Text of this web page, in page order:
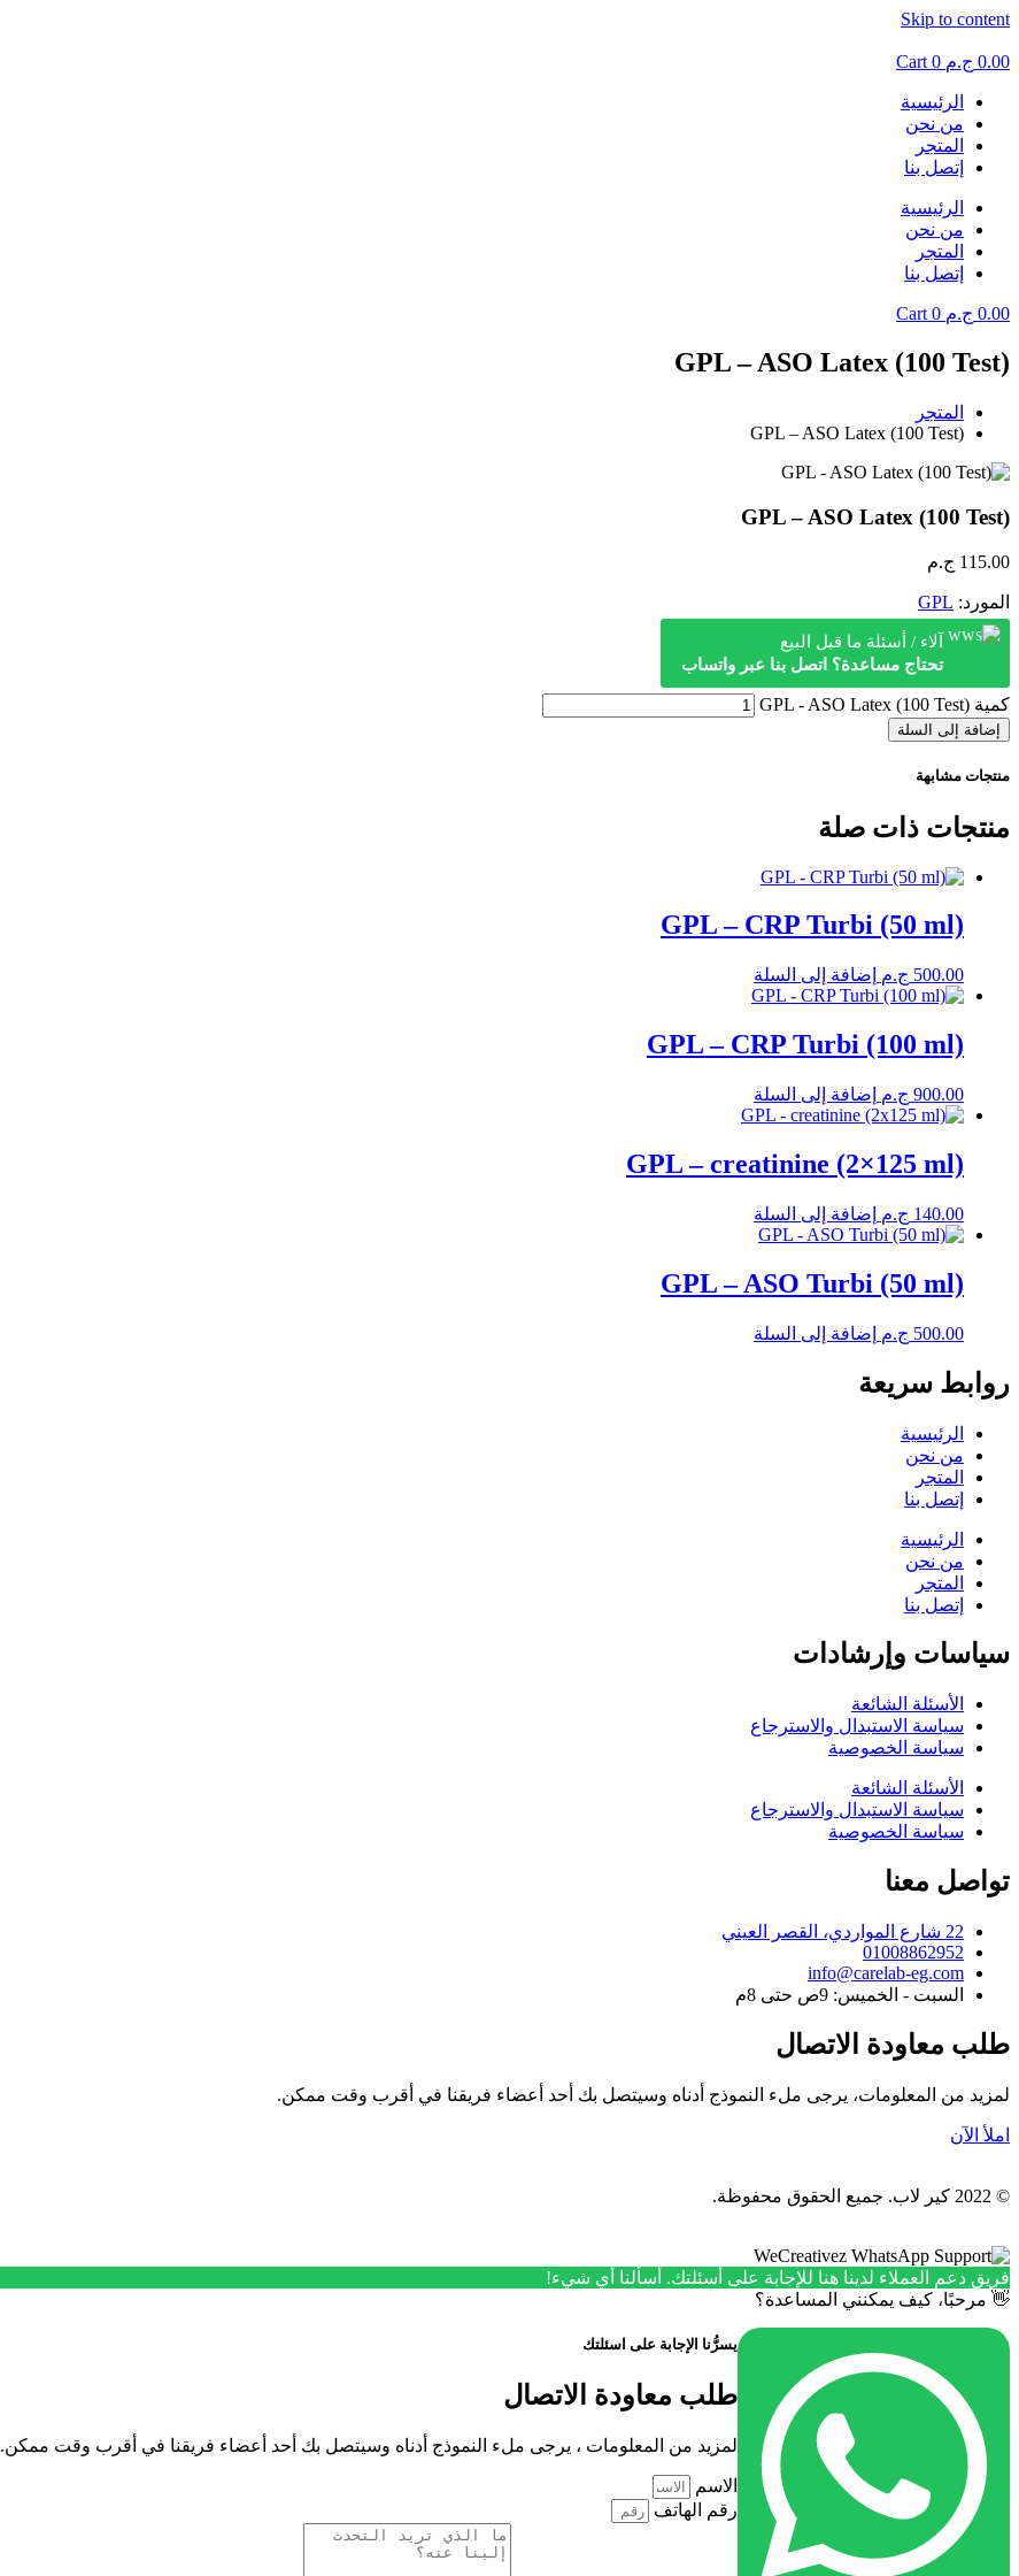
Skip to content
0.00 ج.م 0
Cart
الرئيسية
من نحن
المتجر
إتصل بنا
الرئيسية
من نحن
المتجر
إتصل بنا
0.00 ج.م 0
Cart
GPL – ASO Latex (100 Test)
المتجر
GPL – ASO Latex (100 Test)
GPL – ASO Latex (100 Test)
115.00 ج.م
المورد: GPL
آلاء / أسئلة ما قبل البيع
تحتاج مساعدة؟ اتصل بنا عبر واتساب
كمية GPL - ASO Latex (100 Test)
إضافة إلى السلة
منتجات مشابهة
منتجات ذات صلة
GPL – CRP Turbi (50 ml)
500.00 ج.م إضافة إلى السلة
GPL – CRP Turbi (100 ml)
900.00 ج.م إضافة إلى السلة
GPL – creatinine (2×125 ml)
140.00 ج.م إضافة إلى السلة
GPL – ASO Turbi (50 ml)
500.00 ج.م إضافة إلى السلة
روابط سريعة
الرئيسية
من نحن
المتجر
إتصل بنا
الرئيسية
من نحن
المتجر
إتصل بنا
سياسات وإرشادات
الأسئلة الشائعة
سياسة الاستبدال والاسترجاع
سياسة الخصوصية
الأسئلة الشائعة
سياسة الاستبدال والاسترجاع
سياسة الخصوصية
تواصل معنا
22 شارع المواردي، القصر العيني
01008862952
info@carelab-eg.com
السبت - الخميس: 9ص حتى 8م
طلب معاودة الاتصال
لمزيد من المعلومات، يرجى ملء النموذج أدناه وسيتصل بك أحد أعضاء فريقنا في أقرب وقت ممكن.
املأ الآن
© 2022 كير لاب. جميع الحقوق محفوظة.
فريق دعم العملاء لدينا هنا للإجابة على أسئلتك. أسألنا أي شيء!
👋 مرحبًا، كيف يمكنني المساعدة؟
يسرُّنا الإجابة على اسئلتك
طلب معاودة الاتصال
لمزيد من المعلومات ، يرجى ملء النموذج أدناه وسيتصل بك أحد أعضاء فريقنا في أقرب وقت ممكن.
الاسم
رقم الهاتف